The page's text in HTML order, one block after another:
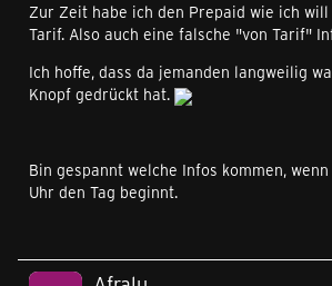
Zur Zeit habe ich den Prepaid wie ich will
Tarif. Also auch eine falsche "von Tarif"
Ich hoffe, dass da jemanden langweilig
Knopf gedrückt hat.
Bin gespannt welche Infos kommen,
Uhr den Tag beginnt.